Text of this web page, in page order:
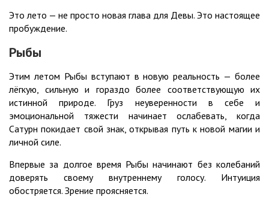
Это лето — не просто новая глава для Девы. Это настоящее
пробуждение.
Рыбы
Этим летом Рыбы вступают в новую реальность — более
лёгкую, сильную и гораздо более соответствующую их
истинной природе. Груз неуверенности в себе и
эмоциональной тяжести начинает ослабевать, когда
Сатурн покидает свой знак, открывая путь к новой магии и
личной силе.
Впервые за долгое время Рыбы начинают без колебаний
доверять своему внутреннему голосу. Интуиция
обостряется. Зрение проясняется.